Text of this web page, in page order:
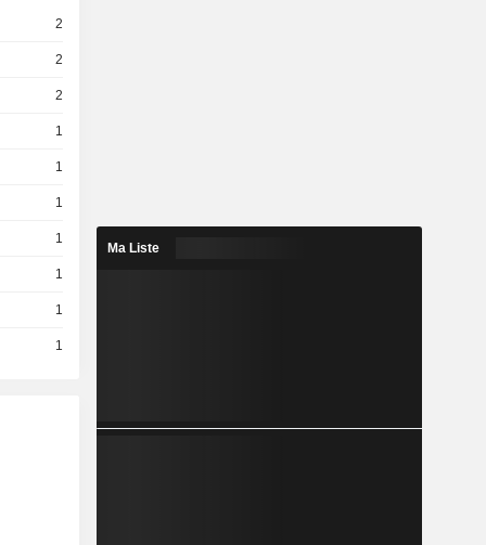
2
2
2
1
1
1
1
1
1
1
Ma Liste